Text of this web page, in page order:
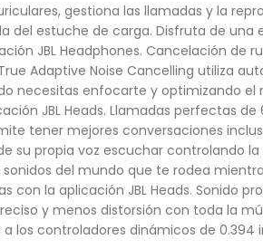
gestiona las llamadas y la
del estuche de carga. Disfruta de
JBL Headphones. Cancelación de
Adaptive Noise Cancelling utiliza
enfocarte y optimizando el
JBL Heads. Llamadas perfectas
tener mejores conversaciones
su propia voz escuchar controlando
del mundo que te rodea
la aplicación JBL Heads. Sonido
y menos distorsión con toda la
controladores dinámicos de 0.394